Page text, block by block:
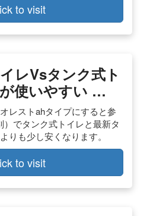
to visit
レvsタンク式ト
使いやすい …
レストahタイプにすると参
）でタンク式トイレと最新タ
りも少し安くなります。
to visit